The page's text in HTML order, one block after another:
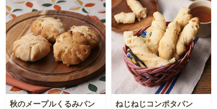
秋のメープルくるみパン ねじねじコンポタパン